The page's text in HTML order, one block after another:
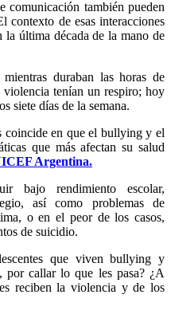
comunicación también pueden
contexto de esas interacciones
última década de la mano de
duraban las horas de
tenían un respiro; hoy
siete días de la semana.
coincide en que el bullying y el
que más afectan su salud
Argentina.
bajo rendimiento escolar,
así como problemas de
o en el peor de los casos,
de suicidio.
que viven bullying y
por callar lo que les pasa? ¿A
reciben la violencia y de los